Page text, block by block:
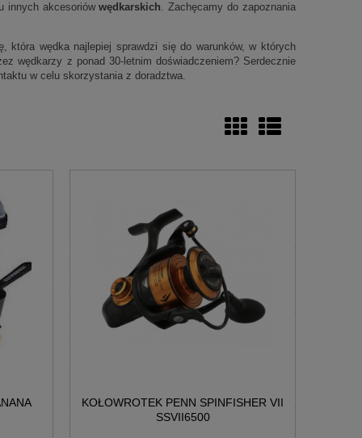
innych akcesoriówwędkarskich. Zachęcamy do zapoznania
która wędka najlepiej sprawdzi się do warunków, w których
wędkarzy z ponad 30-letnim doświadczeniem? Serdecznie
w celu skorzystania z doradztwa.
KOŁOWROTEK PENN SPINFISHER VII
SSVII6500